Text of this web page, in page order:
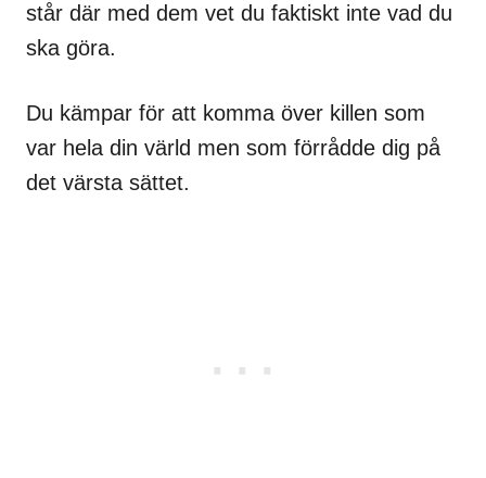
står där med dem vet du faktiskt inte vad du
ska göra.
Du kämpar för att komma över killen som
var hela din värld men som förrådde dig på
det värsta sättet.